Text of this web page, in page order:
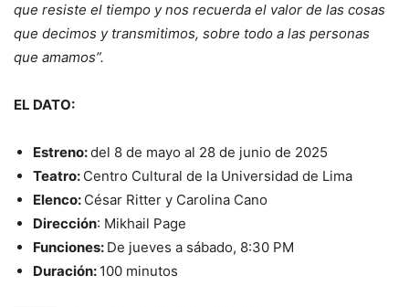
que resiste el tiempo y nos recuerda el valor de las cosas
que decimos y transmitimos, sobre todo a las personas
que amamos”.
EL DATO:
Estreno:del 8 de mayo al 28 de junio de 2025
Teatro: Centro Cultural de la Universidad de Lima
Elenco: César Ritter y Carolina Cano
Dirección: Mikhail Page
Funciones: De jueves a sábado, 8:30 PM
Duración: 100 minutos